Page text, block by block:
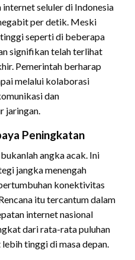
seluler di Indonesia
per detik. Meski
seperti di beberapa
signifikan telah terlihat
Pemerintah berharap
melalui kolaborasi
dan
jaringan.
Peningkatan
angka acak. Ini
jangka menengah
konektivitas
itu tercantum dalam
internet nasional
dari rata-rata puluhan
tinggi di masa depan.